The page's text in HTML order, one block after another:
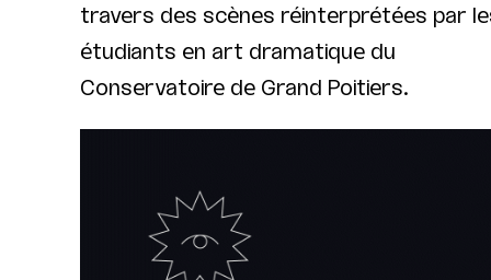
travers des scènes réinterprétées par
étudiants en art dramatique du
Conservatoire de Grand Poitiers.